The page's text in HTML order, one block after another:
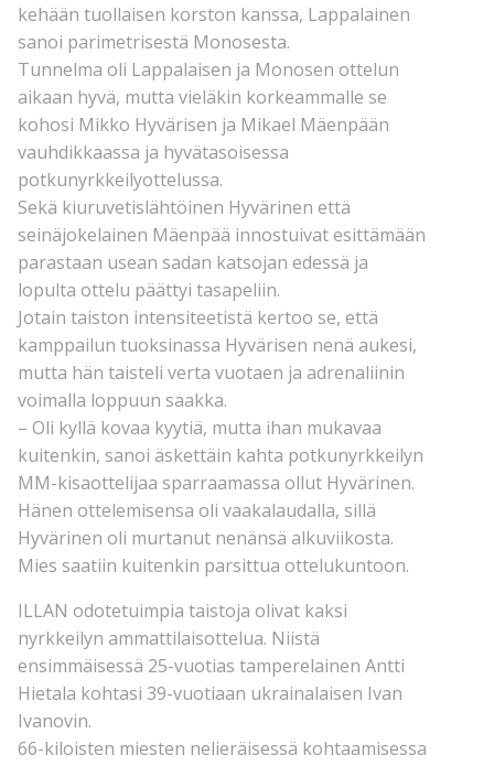
kehään tuollaisen korston kanssa, Lappalainen
sanoi parimetrisestä Monosesta.
Tunnelma oli Lappalaisen ja Monosen ottelun
aikaan hyvä, mutta vieläkin korkeammalle se
kohosi Mikko Hyvärisen ja Mikael Mäenpään
vauhdikkaassa ja hyvätasoisessa
potkunyrkkeilyottelussa.
Sekä kiuruvetislähtöinen Hyvärinen että
seinäjokelainen Mäenpää innostuivat esittämään
parastaan usean sadan katsojan edessä ja
lopulta ottelu päättyi tasapeliin.
Jotain taiston intensiteetistä kertoo se, että
kamppailun tuoksinassa Hyvärisen nenä aukesi,
mutta hän taisteli verta vuotaen ja adrenaliinin
voimalla loppuun saakka.
– Oli kyllä kovaa kyytiä, mutta ihan mukavaa
kuitenkin, sanoi äskettäin kahta potkunyrkkeilyn
MM-kisaottelijaa sparraamassa ollut Hyvärinen.
Hänen ottelemisensa oli vaakalaudalla, sillä
Hyvärinen oli murtanut nenänsä alkuviikosta.
Mies saatiin kuitenkin parsittua ottelukuntoon.
ILLAN odotetuimpia taistoja olivat kaksi
nyrkkeilyn ammattilaisottelua. Niistä
ensimmäisessä 25-vuotias tamperelainen Antti
Hietala kohtasi 39-vuotiaan ukrainalaisen Ivan
Ivanovin.
66-kiloisten miesten nelieräisessä kohtaamisessa